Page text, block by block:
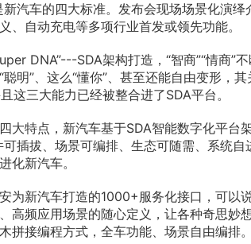
汽车的四大标准。发布会现场场景化演绎
、自动充电等多项行业首发或领先功能。
DNA”---SDA架构打造，“智商”“情商”
明”、这么“懂你”、甚至还能自由变形，
这三大能力已经被整合进了SDA平台。
大特点，新汽车基于SDA智能数字化平台
插拔、场景可编排、生态可随需、系统
化新汽车。
为新汽车打造的1000+服务化接口，可以
高频应用场景的随心定义，让各种奇思妙
拼接编程方式，全车功能、场景自由编排。